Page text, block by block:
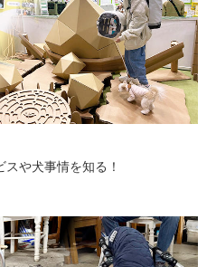
や犬事情を知る！